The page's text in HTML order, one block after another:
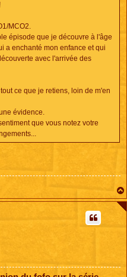
MCO2.
épisode que je découvre à l'âge
a enchanté mon enfance et qui
avec l'arrivée des
ce que je retiens, loin de m'en
évidence.
que vous notez votre